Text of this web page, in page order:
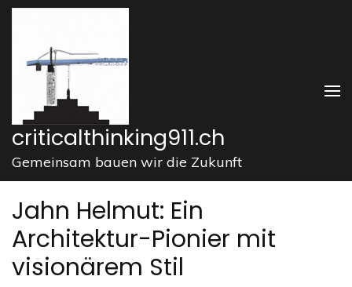
Zum
springen
drücken)
criticalthinking911.ch
Gemeinsam bauen wir die Zukunft
Jahn Helmut: Ein
Architektur-Pionier mit
visionärem Stil